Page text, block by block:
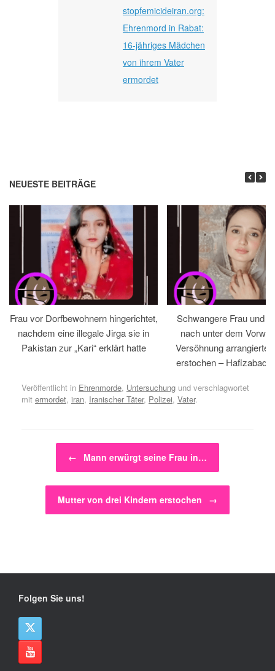
stopfemicideiran.org:
Ehrenmord in Rabat:
16-jähriges Mädchen
von ihrem Vater
ermordet
NEUESTE BEITRÄGE
Frau vor Dorfbewohnern hingerichtet,
nachdem eine illegale Jirga sie in
Pakistan zur „Kari“ erklärt hatte
Schwangere Frau und
nach unter dem
Versöhnung
erstochen – Hafizabad,
Veröffentlicht in Ehrenmorde, Untersuchung und verschlagwortet
mit ermordet, iran, Iranischer Täter, Polizei, Vater.
Beitragsnavigation
← Mann erwürgt seine Frau in…
Mutter von drei Kindern erstochen →
Folgen Sie uns!